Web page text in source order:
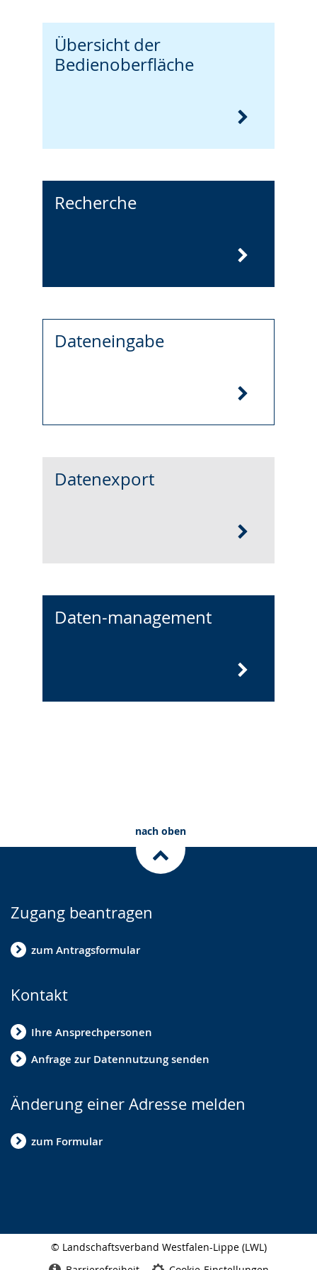
Übersicht der
Bedienoberfläche
Recherche
Dateneingabe
Datenexport
Daten-management
nach oben
Zugang beantragen
zum Antragsformular
Kontakt
Ihre Ansprechpersonen
Anfrage zur Datennutzung senden
Änderung einer Adresse melden
zum Formular
© Landschaftsverband Westfalen-Lippe (LWL)